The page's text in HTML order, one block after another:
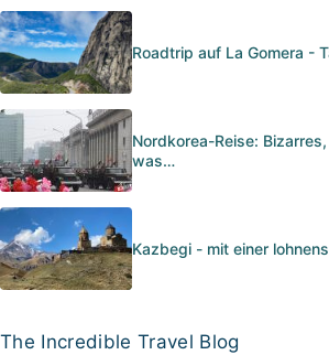
Roadtrip auf La Gomera -
Nordkorea-Reise:
was…
Kazbegi - mit einer
The Incredible Travel Blog